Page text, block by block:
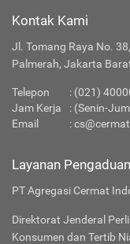
Kontak Kami
Jl. Tomang Raya No.
Palmerah, Jakarta
Telepon : (021)
Jam Kerja
: (Senin-
Email
:
Layanan
PT Agregasi Cermat
Direktorat Jenderal
Konsumen dan Tertib